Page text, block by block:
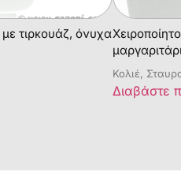
τιρκουάζ, όνυχα
Κολιέ,
Διαβάστε